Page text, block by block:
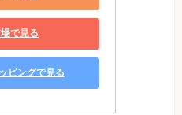
で見る
ピングで見る